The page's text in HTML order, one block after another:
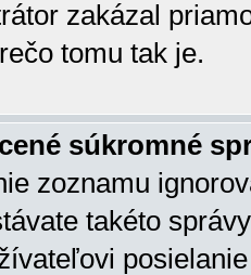
zakázal
tomu tak je.
súkromné
zoznamu
takéto